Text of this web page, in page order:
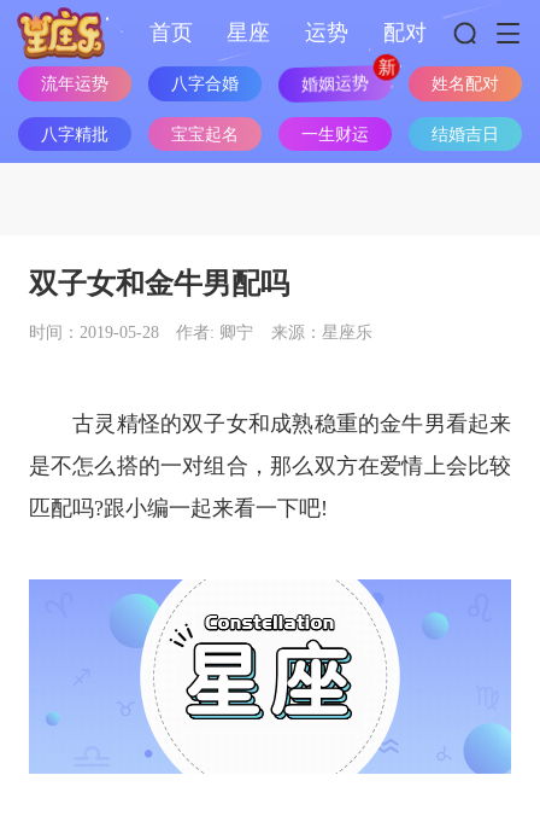
首页 星座 运势 配对
流年运势 八字合婚 婚姻运势 姓名配对
八字精批 宝宝起名 一生财运 结婚吉日
双子女和金牛男配吗
时间：2019-05-28 作者: 卿宁 来源：星座乐
古灵精怪的双子女和成熟稳重的金牛男看起来
是不怎么搭的一对组合，那么双方在爱情上会比较
匹配吗?跟小编一起来看一下吧!